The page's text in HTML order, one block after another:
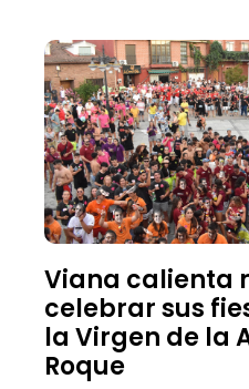
Viana calienta
celebrar sus
la Virgen de la
Roque